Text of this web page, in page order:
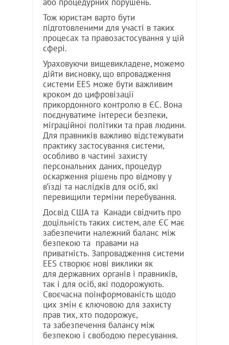
або процедурних порушень.
Тож юристам варто бути
підготовленими для участі в таких
процесах та правозастосування у цій
сфері.
Ураховуючи вищевикладене, можемо
дійти висновку, що впровадження
системи EES може бути важливим
кроком до цифровізації
прикордонного контролю в ЄС. Вона
поєднуватиме інтереси безпеки,
міграційної політики та прав людини.
Для правників важливо відстежувати
практику застосування системи,
особливо в частині захисту
персональних даних, процедур
оскарження рішень про відмову у
в’їзді та наслідків для осіб, які
перевищили терміни перебування.
Досвід США та Канади свідчить про
доцільність таких систем, але ЄС має
забезпечити належний баланс між
безпекою та правами на
приватність. Запровадження системи
EES створює нові виклики як
для державних органів і правників,
так і для осіб, які подорожують.
Своєчасна поінформованість щодо
цих змін є ключовою для захисту
прав тих, хто подорожує,
та забезпечення балансу між
безпекою і свободою пересування.